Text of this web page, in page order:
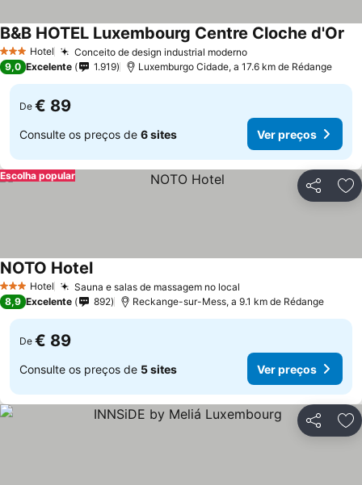
3 EstrelasHotel Conceito de design industrial modernoVer preços
B&B HOTEL Luxembourg Centre Cloche d'Or
9,0 Excelente 1.919 Luxemburgo Cidade, a 17.6 km de Rédange
De € 89
Consulte os preços de 6 sites Ver preços
Partilhar
Escolha popular
3 EstrelasHotel Sauna e salas de massagem no local
NOTO HotelVer preços
8,9 Excelente 892 Reckange-sur-Mess, a 9.1 km de Rédange
De € 89
Consulte os preços de 5 sites Ver preços
Partilhar